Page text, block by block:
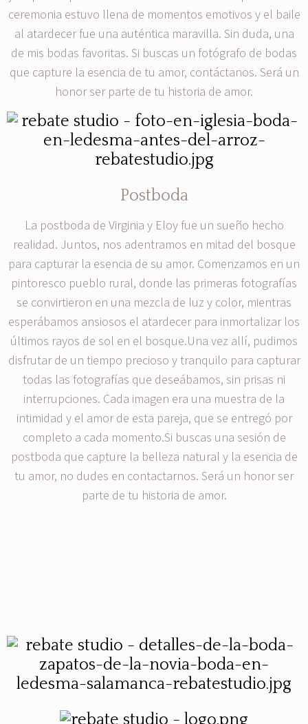
ceremonia estuvo llena de momentos emotivos y el baile
al atardecer fue una auténtica maravilla. Sin duda, una
de mis bodas favoritas. Si buscas un fotógrafo de bodas
que capture la esencia de tu amor, contáctanos. Será un
honor ser parte de tu historia de amor.
Postboda
La postboda de Virginia y Eloy fue un sueño hecho
realidad. Juntos, nos adentramos en mitad del bosque
para capturar la esencia de su amor. Comenzamos en un
pintoresco pueblo rural, donde las primeras fotografías
se convirtieron en una mezcla de luz y color, mientras
esperábamos ansiosos el atardecer para inmortalizar los
últimos rayos de sol en el bosque.Una vez allí, pudimos
disfrutar de un tiempo precioso y tranquilo para capturar
todas las fotografías que deseábamos, sin prisas ni
interrupciones. Cada imagen era una muestra de la
intimidad y el amor de esta pareja, que se entregó por
completo a cada momento.Si buscas una sesión de
postboda que capture la belleza natural y la esencia de
tu amor, no dudes en contactarnos. Será un honor ser
parte de tu historia de amor.